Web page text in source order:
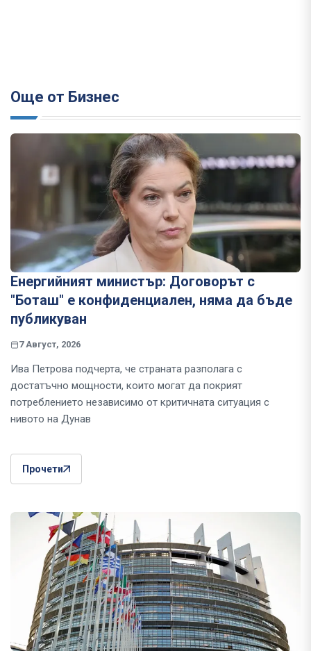
Още от Бизнес
Енергийният министър: Договорът с
"Боташ" е конфиденциален, няма да бъде
публикуван
7 Август, 2026
Ива Петрова подчерта, че страната разполага с
достатъчно мощности, които могат да покрият
потреблението независимо от критичната ситуация с
нивото на Дунав
Прочети